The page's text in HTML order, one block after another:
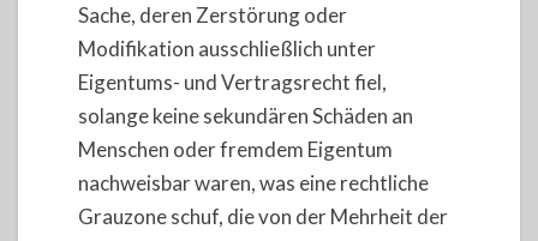
Sache, deren Zerstörung oder
Modifikation ausschließlich unter
Eigentums- und Vertragsrecht fiel,
solange keine sekundären Schäden an
Menschen oder fremdem Eigentum
nachweisbar waren, was eine rechtliche
Grauzone schuf, die von der Mehrheit der